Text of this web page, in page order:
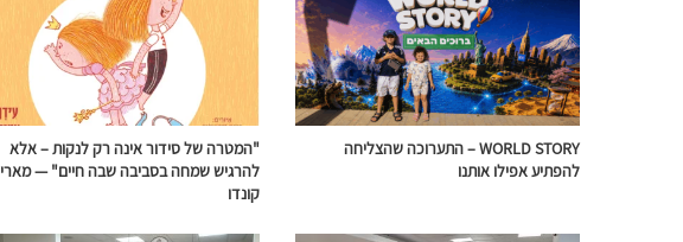
WORLD STORY – התערוכה שהצליחה
להפתיע אפילו אותנו
"המטרה של סידור אינה רק לנקות – אלא
להרגיש שמחה בסביבה שבה חיים" — מארי
קונדו